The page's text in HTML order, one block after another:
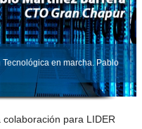
en marcha. Pablo
para LIDER